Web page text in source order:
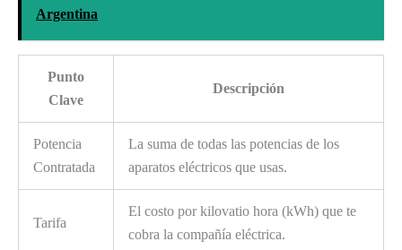
Argentina
Punto
Clave
Descripción
Potencia
Contratada
La suma de todas las potencias de los
aparatos eléctricos que usas.
Tarifa
El costo por kilovatio hora (kWh) que te
cobra la compañía eléctrica.